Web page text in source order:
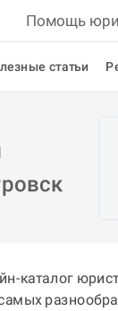
Помощь
статьи
каталог